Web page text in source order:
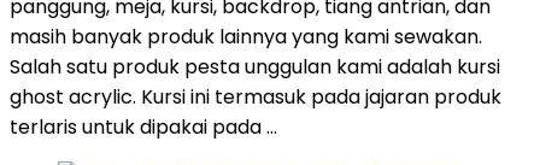
panggung, meja, kursi, backdrop, tiang antrian, dan
masih banyak produk lainnya yang kami sewakan.
Salah satu produk pesta unggulan kami adalah kursi
ghost acrylic. Kursi ini termasuk pada jajaran produk
terlaris untuk dipakai pada …